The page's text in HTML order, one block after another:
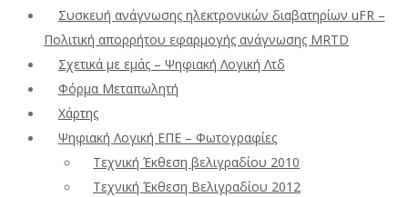
Συσκευή ανάγνωσης ηλεκτρονικών διαβατηρίων uFR –
Πολιτική απορρήτου εφαρμογής ανάγνωσης MRTD
Σχετικά με εμάς – Ψηφιακή Λογική Λτδ
Φόρμα Μεταπωλητή
Χάρτης
Ψηφιακή Λογική ΕΠΕ – Φωτογραφίες
Τεχνική Έκθεση βελιγραδίου 2010
Τεχνική Έκθεση Βελιγραδίου 2012